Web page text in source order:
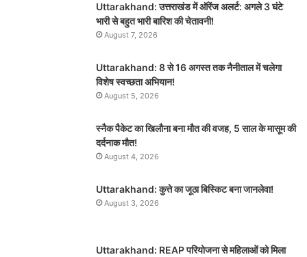
Uttarakhand: उत्तराखंड में ऑरेंज अलर्ट: अगले 3 घंटे
भारी से बहुत भारी बारिश की चेतावनी!
August 7, 2026
Uttarakhand: 8 से 16 अगस्त तक नैनीताल में चलेगा
विशेष स्वच्छता अभियान!
August 5, 2026
स्नैक पैकेट का खिलौना बना मौत की वजह, 5 साल के मासूम की
दर्दनाक मौत!
August 4, 2026
Uttarakhand: कुत्ते का जूठा बिस्किट बना जानलेवा!
August 3, 2026
Uttarakhand: REAP परियोजना से महिलाओं को मिला